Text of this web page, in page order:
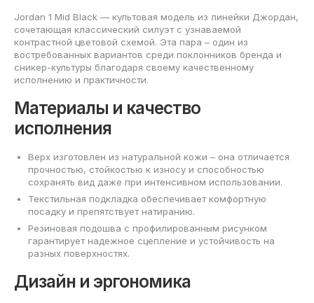
Jordan 1 Mid Black — культовая модель из линейки Джордан,
сочетающая классический силуэт с узнаваемой
контрастной цветовой схемой. Эта пара – один из
востребованных вариантов среди поклонников бренда и
сникер-культуры благодаря своему качественному
исполнению и практичности.
Материалы и качество
исполнения
Верх изготовлен из натуральной кожи – она отличается
прочностью, стойкостью к износу и способностью
сохранять вид даже при интенсивном использовании.
Текстильная подкладка обеспечивает комфортную
посадку и препятствует натиранию.
Резиновая подошва с профилированным рисунком
гарантирует надежное сцепление и устойчивость на
разных поверхностях.
Дизайн и эргономика